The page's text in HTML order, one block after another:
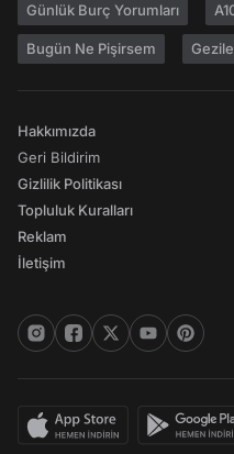
Günlük Burç Yorumları
Bugün Ne Pişirsem
Hakkımızda
Geri Bildirim
Gizlilik Politikası
Topluluk Kuralları
Reklam
İletişim